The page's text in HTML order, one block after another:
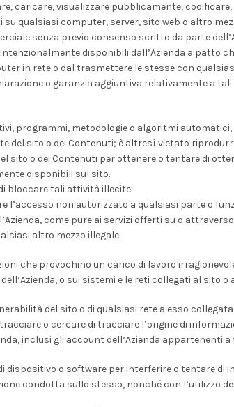
caricare, visualizzare pubblicamente,
qualsiasi computer, server, sito web o altro
senza previo consenso scritto da parte
disponibili dall’Azienda a patto
in rete o dal trasmettere le stesse con
o garanzia aggiuntiva relativamente a
programmi, metodologie o algoritmi
del sito o dei Contenuti; è altresì vietato
sito o dei Contenuti per ottenere o tentare di
disponibili sul sito.
bloccare tali attività illecite.
l’accesso non autorizzato a qualsiasi parte o
come pure ai servizi offerti su o
altro mezzo illegale.
che provochino un carico di lavoro
o sui sistemi e le reti collegati al sito o
del sito o di qualsiasi rete a esso
o cercare di tracciare l’origine di
inclusi gli account dell’Azienda appartenenti a
dispositivo o software per interferire o tentare di
condotta sullo stesso, nonché con l’utilizzo